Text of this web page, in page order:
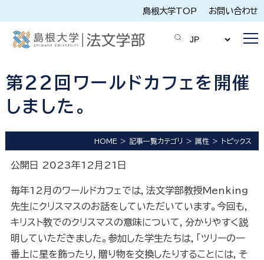
島根大学TOP お問い合わせ
第22回ワールドカフェを開催
しました。
HOME 記事一覧カテゴリ 属性 トピックス
公開日 2023年12月21日
毎年12月のワールドカフェでは，法文学部教授Menking
先生にクリスマスのお話をしていただいています。今回も，
キリスト教でのクリスマスの意味について，分かりやすく説
明していただきました。参加した学生たちは，「ツリーの一
番上に星を飾ったり，贈り物を交換したりすることには，そ